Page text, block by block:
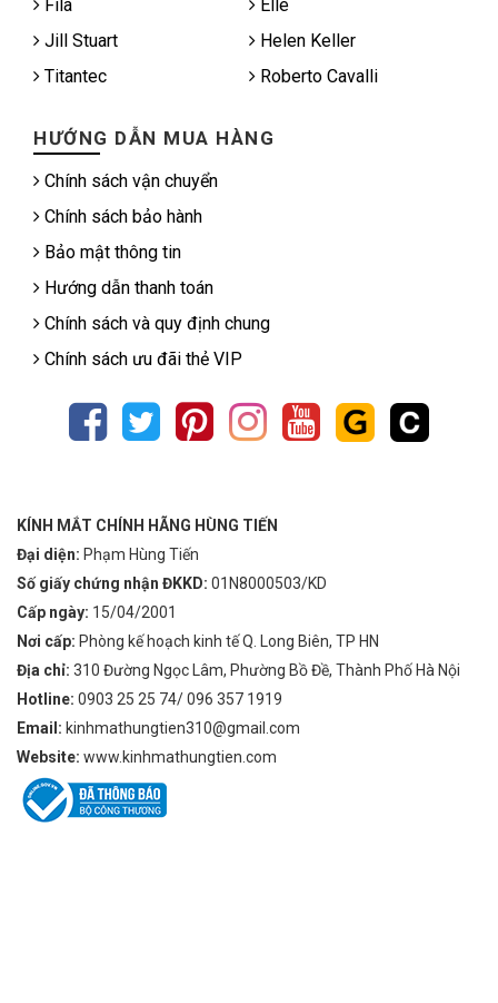
Fila
Elle
Jill Stuart
Helen Keller
Titantec
Roberto Cavalli
HƯỚNG DẪN MUA HÀNG
Chính sách vận chuyển
Chính sách bảo hành
Bảo mật thông tin
Hướng dẫn thanh toán
Chính sách và quy định chung
Chính sách ưu đãi thẻ VIP
KÍNH MẮT CHÍNH HÃNG HÙNG TIẾN
Đại diện: Phạm Hùng Tiến
Số giấy chứng nhận ĐKKD: 01N8000503/KD
Cấp ngày: 15/04/2001
Nơi cấp: Phòng kế hoạch kinh tế Q. Long Biên, TP HN
Địa chỉ: 310 Đường Ngọc Lâm, Phường Bồ Đề, Thành Phố Hà Nội
Hotline: 0903 25 25 74/ 096 357 1919
Email: kinhmathungtien310@gmail.com
Website: www.kinhmathungtien.com